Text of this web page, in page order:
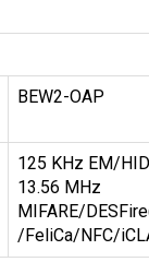
BEW2-OAP
125 KHz EM/
13.56 MHz
MIFARE/
/FeliCa/NFC/